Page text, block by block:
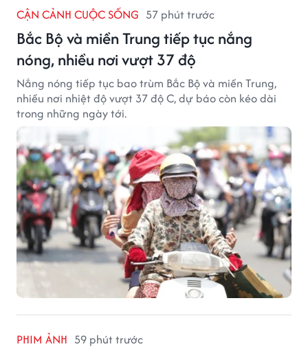
CẬN CẢNH CUỘC SỐNG 57 phút trước
Bắc Bộ và miền Trung tiếp tục nắng
nóng, nhiều nơi vượt 37 độ
Nắng nóng tiếp tục bao trùm Bắc Bộ và miền Trung,
nhiều nơi nhiệt độ vượt 37 độ C, dự báo còn kéo dài
trong những ngày tới.
PHIM ẢNH 59 phút trước